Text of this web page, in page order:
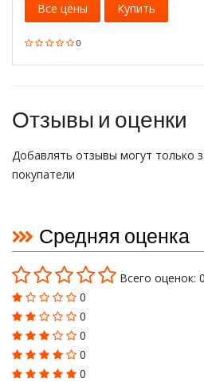
0
Все цены Купить
Отзывы и оценки
Добавлять отзывы могут только
покупатели
Средняя оценка
Всего оценок: 0
0
0
0
0
0